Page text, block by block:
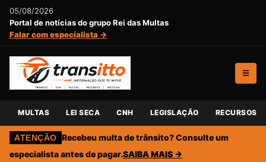
05/08/2026
Portal de notícias do grupo Rei das Multas
Falar com especialista →
☰
MULTAS LEI SECA CNH LEGISLAÇÃO RECURSOS
ATENÇÃO Recebeu multa de trânsito? Consulte um
especialista antes de pagar.SAIBA MAIS →